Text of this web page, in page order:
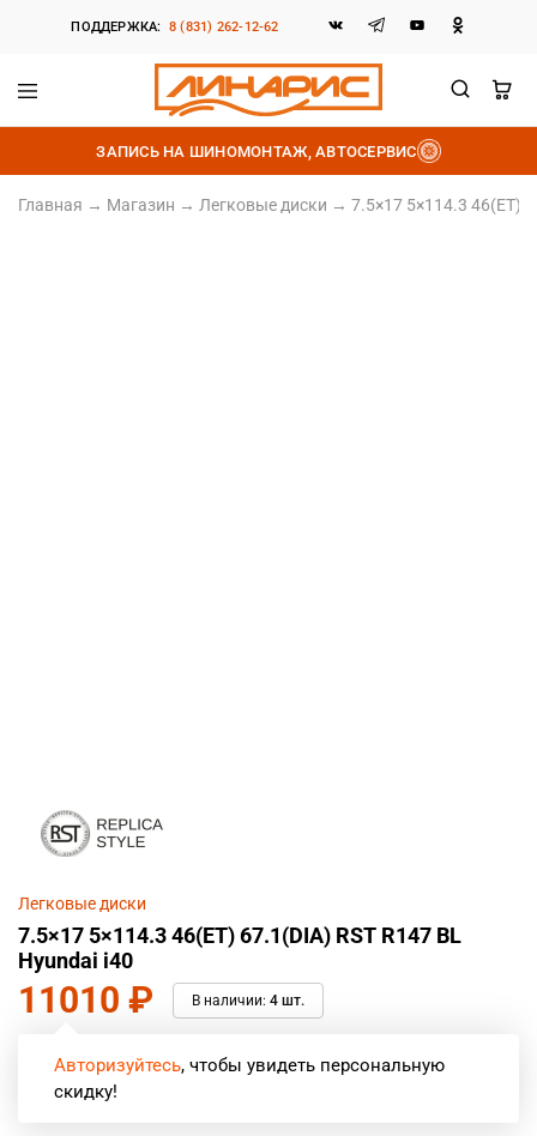
ПОДДЕРЖКА: 8 (831) 262-12-62
Линарис
Продажа
шин,
дисков
и
аккумуляторов
ЗАПИСЬ НА ШИНОМОНТАЖ, АВТОСЕРВИС
Главная → Магазин → Легковые диски → 7.5×17 5×114.3 46(ET)
Легковые диски
7.5×17 5×114.3 46(ET) 67.1(DIA) RST R147 BL
Hyundai i40
11010 ₽ В наличии: 4 шт.
Авторизуйтесь, чтобы увидеть персональную
скидку!